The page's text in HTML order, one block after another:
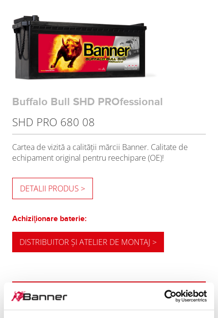
Buffalo Bull SHD PROfessional
SHD PRO 680 08
Cartea de vizită a calităţii mărcii Banner. Calitate de
echipament original pentru reechipare (OE)!
DETALII PRODUS >
Achiziţionare baterie:
DISTRIBUITOR ŞI ATELIER DE MONTAJ >
RECOMANDAREA NOASTRĂ PENTRU
REECHIPARE